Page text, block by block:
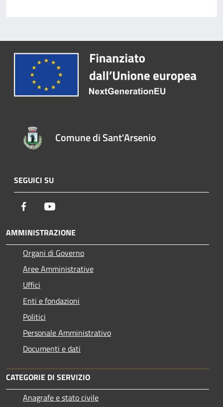
Comune di Sant'Arsenio
SEGUICI SU
Facebook
AMMINISTRAZIONE
Organi di Governo
Aree Amministrative
Uffici
Enti e fondazioni
Politici
Personale Amministrativo
Documenti e dati
CATEGORIE DI SERVIZIO
Anagrafe e stato civile